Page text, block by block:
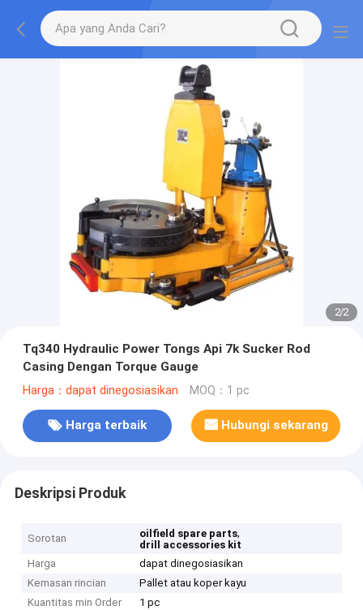
2/2
Tq340 Hydraulic Power Tongs Api 7k Sucker Rod
Casing Dengan Torque Gauge
Harga：dapat dinegosiasikan MOQ：1 pc
Harga terbaik Hubungi sekarang
Deskripsi Produk
Sorotan oilfield spare parts,
drill accessories kit
Harga
dapat dinegosiasikan
Kemasan rincian
Pallet atau koper kayu
Kuantitas min Order
1 pc